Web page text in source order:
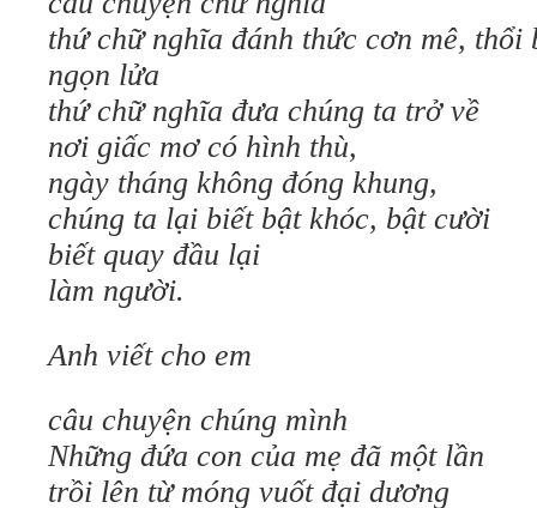
thứ chữ nghĩa đánh thức cơn mê, thổi
ngọn lửa
thứ chữ nghĩa đưa chúng ta trở về
nơi giấc mơ có hình thù,
ngày tháng không đóng khung,
chúng ta lại biết bật khóc, bật cười
biết quay đầu lại
làm người.
Anh viết cho em
câu chuyện chúng mình
Những đứa con của mẹ đã một lần
trồi lên từ móng vuốt đại dương